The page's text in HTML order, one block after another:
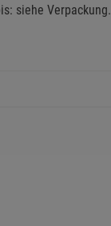
siehe Verpackung.